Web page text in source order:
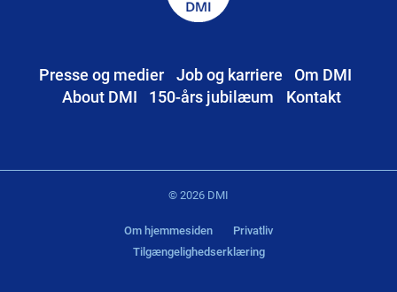
Presse og medier Job og karriere
Om DMI
About DMI
150-års jubilæum Kontakt
© 2026 DMI
Om hjemmesiden
Privatliv
Tilgængelighedserklæring